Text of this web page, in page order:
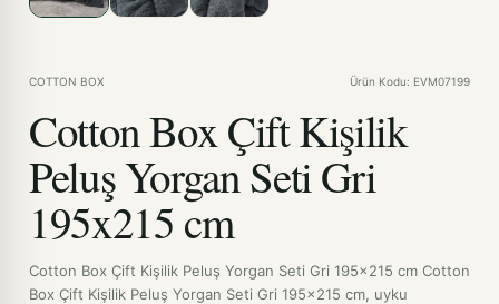
COTTON BOX Ürün Kodu: EVM07199
Cotton Box Çift Kişilik
Peluş Yorgan Seti Gri
195x215 cm
Cotton Box Çift Kişilik Peluş Yorgan Seti Gri 195x215 cm Cotton
Box Çift Kişilik Peluş Yorgan Seti Gri 195x215 cm, uyku